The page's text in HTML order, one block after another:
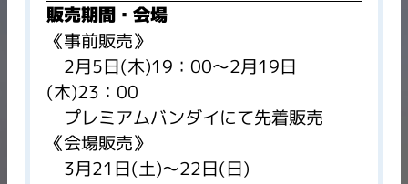
販売期間・会場
《事前販売》
2月5日(木)19：00～2月19日
(木)23：00
プレミアムバンダイにて先着販売
《会場販売》
3月21日(土)～22日(日)